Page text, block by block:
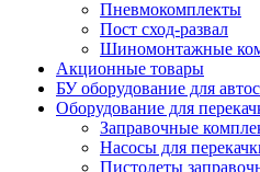
Пневмокомплекты
Пост сход-развал
Шиномонтажные
Акционные товары
БУ оборудование для
Оборудование для
Заправочные
Насосы для
Пистолеты